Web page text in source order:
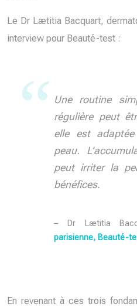
Le Dr Lætitia Bacquart,
interview pour Beauté-test :
Une routine
régulière peut
elle est
peau.
peut irriter la
bénéfices.
– Dr Lætitia
parisienne, Beauté-
En revenant à ces trois